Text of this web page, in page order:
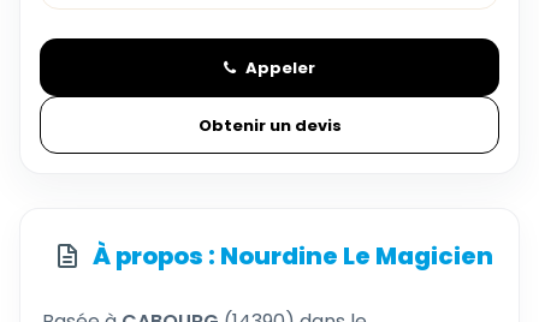
Appeler
Obtenir un devis
À propos : Nourdine Le Magicien